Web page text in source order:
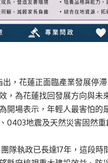
，花蓮正面臨產業發展停
，為花蓮找回發展方向與未
開場表示，年輕人最害怕的
0403地震及天然災害固然
隊執政已長達17年，這段